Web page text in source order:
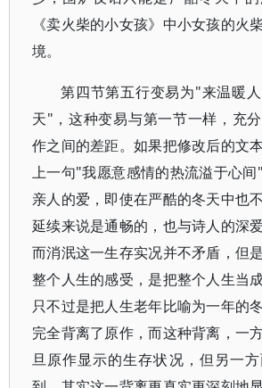
《卖火柴的小女孩》中小女孩的火
境。
第四节第五行变易为"来温暖
天"，这种变易与第一节一样，充
作之间的差距。如果把修改后的文
上一句"我愿意感情的热流溢于心
亲人的爱，即使在严酷的冬天中也
延续来说是通畅的，也与诗人的深
而消泯这一生存实况并不矛盾，但
整个人生的感受，是把整个人生当
只不过是把人生老年比喻为一年的
完全背离了原作，而这种背离，一
旦原作显示的生存状况，但另一